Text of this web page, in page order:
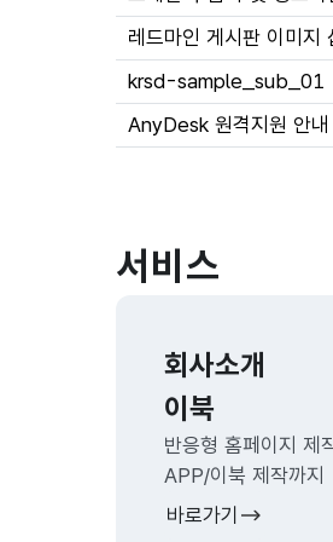
레드마인 게시판 이미지
krsd-sample_sub_01
AnyDesk 원격지원 안내
서비스
회사소개
이북
반응형 홈페이지 제
APP/이북 제작까지
바로가기